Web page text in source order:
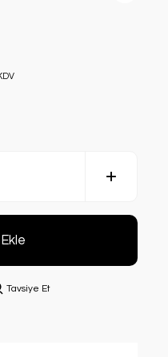
Tavsiye Et